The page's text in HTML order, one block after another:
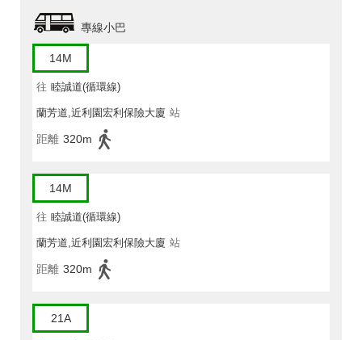
專線小巴
14M
往 睦誠道(循環線)
蘭芳道,近利園宏利保險大廈 站
距離 320m
14M
往 睦誠道(循環線)
蘭芳道,近利園宏利保險大廈 站
距離 320m
21A